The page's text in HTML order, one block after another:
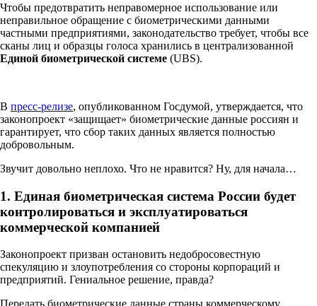
Чтобы предотвратить неправомерное использование или
неправильное обращение с биометрическими данными
частными предприятиями, законодательство требует, чтобы все
сканы лиц и образцы голоса хранились в централизованной
Единой биометрической системе (UBS).
В пресс-релизе, опубликованном Госдумой, утверждается, что
законопроект «защищает» биометрические данные россиян и
гарантирует, что сбор таких данных является полностью
добровольным.
Звучит довольно неплохо. Что не нравится? Ну, для начала…
1. Единая биометрическая система России будет
контролироваться и эксплуатироваться
коммерческой компанией
Законопроект призван остановить недобросовестную
спекуляцию и злоупотребления со стороны корпораций и
предприятий. Гениальное решение, правда?